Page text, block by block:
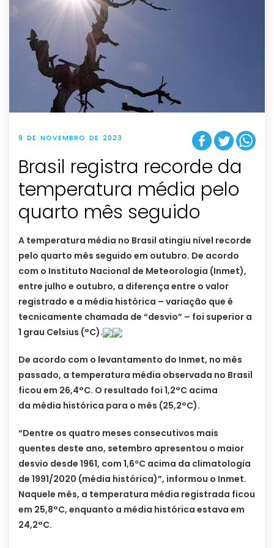
9 DE NOVEMBRO DE 2023
Brasil registra recorde da
temperatura média pelo
quarto mês seguido
A temperatura média no Brasil atingiu nível recorde
pelo quarto mês seguido em outubro. De acordo
com o Instituto Nacional de Meteorologia (Inmet),
entre julho e outubro, a diferença entre o valor
registrado e a média histórica – variação que é
tecnicamente chamada de “desvio” – foi superior a
1 grau Celsius (°C).
De acordo com o levantamento do Inmet, no mês
passado, a temperatura média observada no Brasil
ficou em 26,4°C. O resultado foi 1,2°C acima
da média histórica para o mês (25,2°C).
“Dentre os quatro meses consecutivos mais
quentes deste ano, setembro apresentou o maior
desvio desde 1961, com 1,6ºC acima da climatologia
de 1991/2020 (média histórica)”, informou o Inmet.
Naquele mês, a temperatura média registrada ficou
em 25,8°C, enquanto a média histórica estava em
24,2°C.